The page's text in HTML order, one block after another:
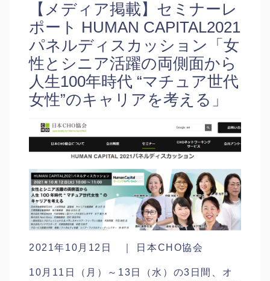
【メディア掲載】セミナーレ
ポート HUMAN CAPITAL2021
パネルディスカッション「女
性とシニア活躍の両側面から
人生100年時代 “マチュア世代
女性”のキャリアを考える」
2021年10月12日 ｜ 日本CHO協会
10月11日（月）～13日（水）の3日間、オ